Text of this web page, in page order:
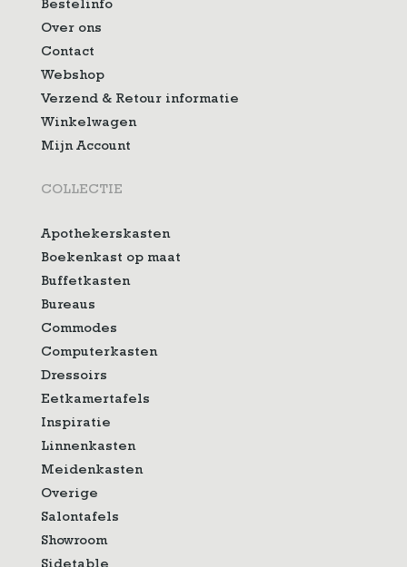
Bestelinfo
Over ons
Contact
Webshop
Verzend & Retour informatie
Winkelwagen
Mijn Account
COLLECTIE
Apothekerskasten
Boekenkast op maat
Buffetkasten
Bureaus
Commodes
Computerkasten
Dressoirs
Eetkamertafels
Inspiratie
Linnenkasten
Meidenkasten
Overige
Salontafels
Showroom